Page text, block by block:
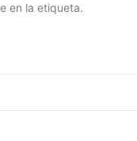
en la etiqueta.